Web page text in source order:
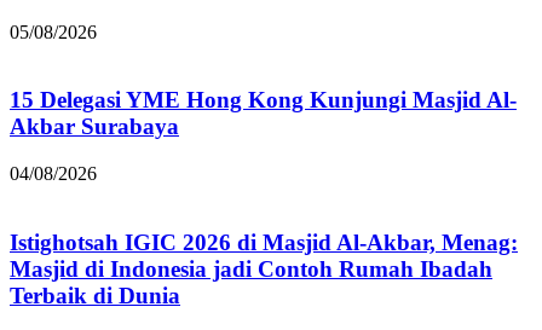
05/08/2026
15 Delegasi YME Hong Kong Kunjungi Masjid Al-
Akbar Surabaya
04/08/2026
Istighotsah IGIC 2026 di Masjid Al-Akbar, Menag:
Masjid di Indonesia jadi Contoh Rumah Ibadah
Terbaik di Dunia